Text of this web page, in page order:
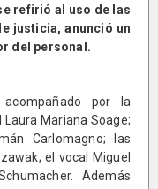
refirió al uso de las
justicia, anunció un
del personal.
por la
Mariana Soage;
Carlomagno; las
el vocal Miguel
Además